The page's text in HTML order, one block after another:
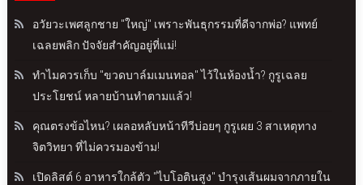
อวัยวะเพศลูกชาย "ใหญ่" เพราะพันธุกรรมที่ดีจากพ่อ? แพทย์
เฉลยพลิก ปัจจัยสำคัญอยู่ที่แม่!
ทำไมควรเก็บ "ขวดบาล์มเมนทอล" ไว้ในห้องน้ำ? กูรูเฉลย
ประโยชน์ หลายบ้านทำตามแล้ว!
คุณตรงข้อไหน? เผลอหลับหน้าทีวีบ่อยๆ กูรูเผย 3 สาเหตุทาง
จิตวิทยา ที่ไม่ควรมองข้าม!
เปิดลิสต์ 6 อาหารใกล้ตัว "ไบโอตินสูง" บำรุงเส้นผมจากภายใน